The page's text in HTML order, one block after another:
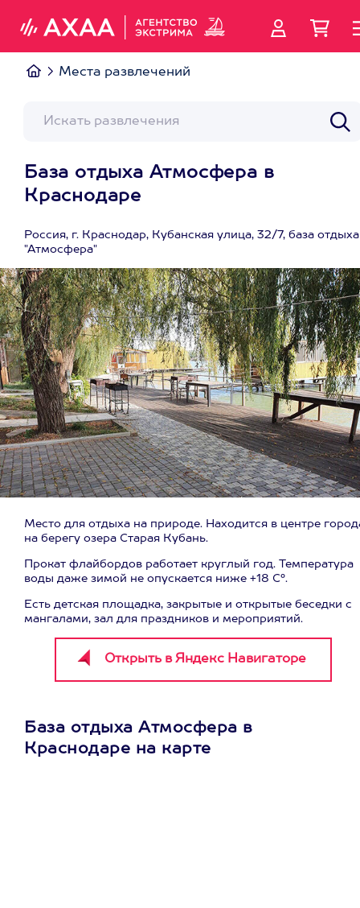
Места развлечений
База отдыха Атмосфера в
Краснодаре
Россия, г. Краснодар, Кубанская улица, 32/7, база отдыха
"Атмосфера"
Место для отдыха на природе. Находится в центре
на берегу озера Старая Кубань.
Прокат флайбордов работает круглый год. Температура
воды даже зимой не опускается ниже +18 С°.
Есть детская площадка, закрытые и открытые беседки с
мангалами, ‌зал для праздников и мероприятий.
База отдыха Атмосфера в
Краснодаре на карте